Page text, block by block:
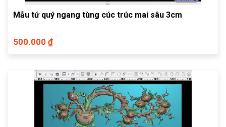
Mẫu tứ quý ngang tùng cúc trúc mai sâu 3cm
500.000 ₫